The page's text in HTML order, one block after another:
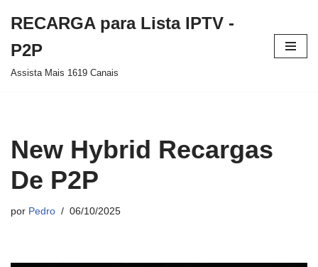
para
o
RECARGA para Lista IPTV -
P2P
Assista Mais 1619 Canais
New Hybrid Recargas
De P2P
por Pedro 06/10/2025